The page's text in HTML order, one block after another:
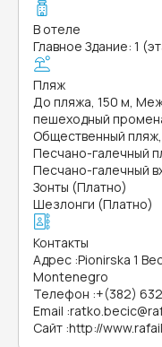
В отеле
Главное Здание: 1
Пляж
До пляжа, 150 м,
пешеходный
Общественный
Песчано-галечный
Песчано-галечный
Зонты (Платно)
Шезлонги (Платно)
Контакты
Адрес :Pionirska 1
Montenegro
Телефон :+(382)
Email :
Сайт :http://